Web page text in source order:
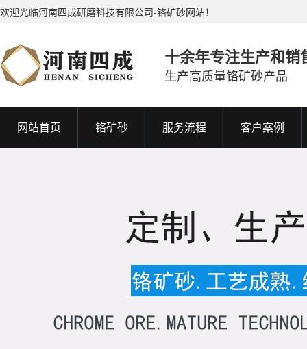
欢迎光临河南四成研磨科技有限公司-铬矿砂网站！
十余年专注生产和销
生产高质量铬矿砂产品
网站首页 铬矿砂 服务流程 客户案例